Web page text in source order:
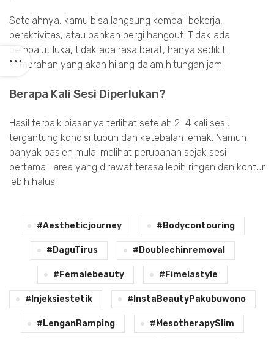
Setelahnya, kamu bisa langsung kembali bekerja,
beraktivitas, atau bahkan pergi hangout. Tidak ada
pembalut luka, tidak ada rasa berat, hanya sedikit
kemerahan yang akan hilang dalam hitungan jam.
Berapa Kali Sesi Diperlukan?
Hasil terbaik biasanya terlihat setelah 2–4 kali sesi,
tergantung kondisi tubuh dan ketebalan lemak. Namun
banyak pasien mulai melihat perubahan sejak sesi
pertama—area yang dirawat terasa lebih ringan dan kontur
lebih halus.
#aestheticjourney #bodycontouring
#DaguTirus #doublechinremoval
#femalebeauty #fimelastyle
#injeksiestetik #InstaBeautyPakubuwono
#LenganRamping #MesotherapySlim